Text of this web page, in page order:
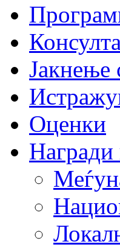
Јакнење
Оценки
Награди